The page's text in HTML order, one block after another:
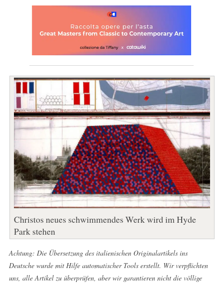
Christos neues schwimmendes Werk wird im Hyde
Park stehen
Achtung: Die Übersetzung des italienischen Originalartikels ins
Deutsche wurde mit Hilfe automatischer Tools erstellt. Wir verpflichten
uns, alle Artikel zu überprüfen, aber wir garantieren nicht die völlige